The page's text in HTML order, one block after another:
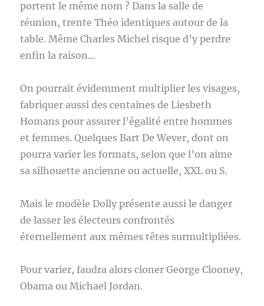
portent le même nom ? Dans la salle de
réunion, trente Théo identiques autour de la
table. Même Charles Michel risque d’y perdre
enfin la raison…
On pourrait évidemment multiplier les visages,
fabriquer aussi des centaines de Liesbeth
Homans pour assurer l’égalité entre hommes
et femmes. Quelques Bart De Wever, dont on
pourra varier les formats, selon que l’on aime
sa silhouette ancienne ou actuelle, XXL ou S.
Mais le modèle Dolly présente aussi le danger
de lasser les électeurs confrontés
éternellement aux mêmes têtes surmultipliées.
Pour varier, faudra alors cloner George Clooney,
Obama ou Michael Jordan.